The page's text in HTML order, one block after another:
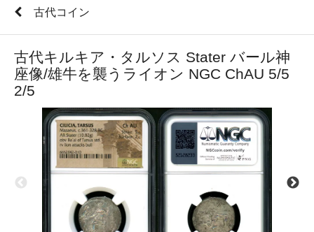
古代コイン
古代キルキア・タルソス Stater バール神
座像/雄牛を襲うライオン NGC ChAU 5/5
2/5